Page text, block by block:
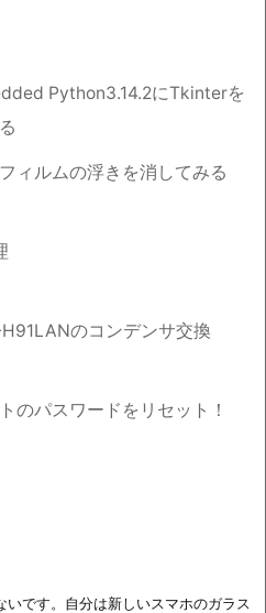
Python3.14.2にTkinterを
ィルムの浮きを消してみる
のコンデンサ交換
のパスワードをリセット！
です。自分は新しいスマホのガラス